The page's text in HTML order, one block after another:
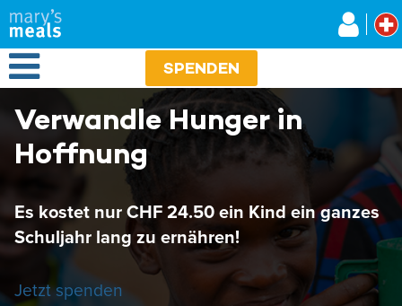
Direkt
zum
Inhalt
Open Menu SPENDEN
Verwandle Hunger in
Hoffnung
Es kostet nur CHF 24.50 ein Kind ein ganzes
Schuljahr lang zu ernähren!
Jetzt spenden